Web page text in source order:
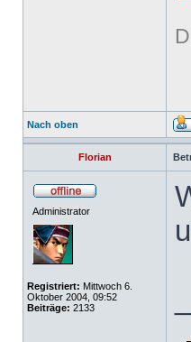
Nach oben
Florian
Administrator
Registriert: Mittwoch 6.
Oktober 2004, 09:52
Beiträge: 2133